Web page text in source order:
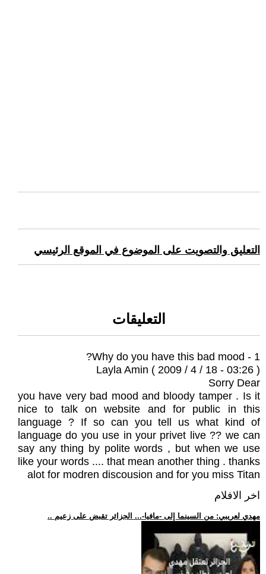
التعليق والتصويت على الموضوع في الموقع الرئيسي
التعليقات
1 - Why do you have this bad mood?
Layla Amin ( 2009 / 4 / 18 - 03:26 )
Sorry Dear
you have very bad mood and bloody tamper . Is it
nice to talk on website and for public in this
language ? If so can you tell us what kind of
language do you use in your privet live ?? we can
say any thing by polite words , but when we use
like your words .... that mean another thing . thanks
alot for modren discousion and for you miss Titan
اخر الافلام
.. مهدي لعريبي: من السينما إلى -مافيا-... الجزائر تقبض على زعيم